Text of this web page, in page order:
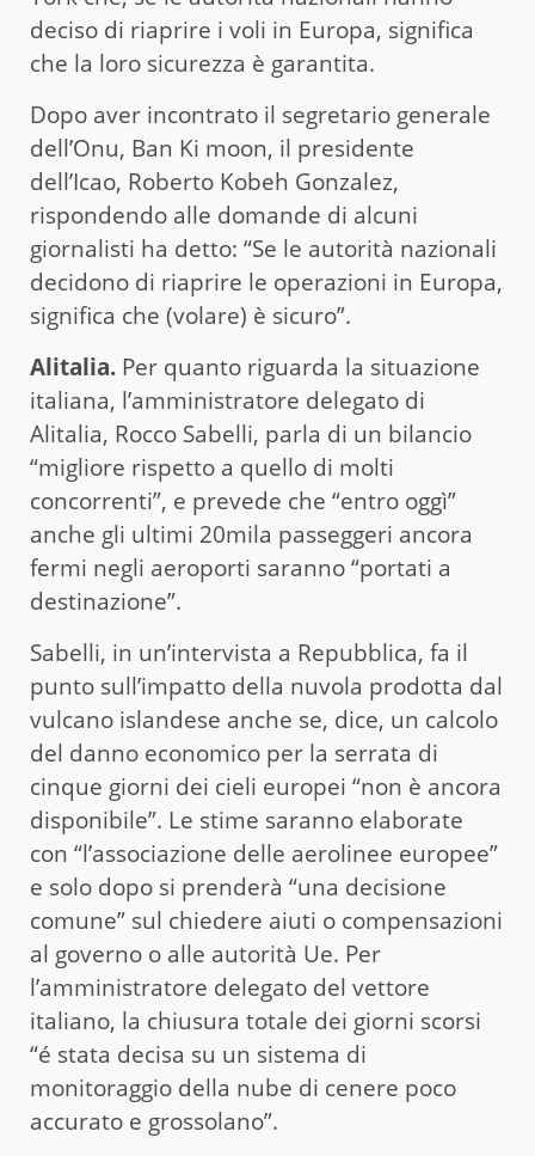
deciso di riaprire i voli in Europa, significa
che la loro sicurezza è garantita.
Dopo aver incontrato il segretario generale
dell’Onu, Ban Ki moon, il presidente
dell’Icao, Roberto Kobeh Gonzalez,
rispondendo alle domande di alcuni
giornalisti ha detto: “Se le autorità nazionali
decidono di riaprire le operazioni in Europa,
significa che (volare) è sicuro”.
Alitalia. Per quanto riguarda la situazione
italiana, l’amministratore delegato di
Alitalia, Rocco Sabelli, parla di un bilancio
“migliore rispetto a quello di molti
concorrenti”, e prevede che “entro oggì”
anche gli ultimi 20mila passeggeri ancora
fermi negli aeroporti saranno “portati a
destinazione”.
Sabelli, in un’intervista a Repubblica, fa il
punto sull’impatto della nuvola prodotta dal
vulcano islandese anche se, dice, un calcolo
del danno economico per la serrata di
cinque giorni dei cieli europei “non è ancora
disponibile”. Le stime saranno elaborate
con “l’associazione delle aerolinee europee”
e solo dopo si prenderà “una decisione
comune” sul chiedere aiuti o compensazioni
al governo o alle autorità Ue. Per
l’amministratore delegato del vettore
italiano, la chiusura totale dei giorni scorsi
“é stata decisa su un sistema di
monitoraggio della nube di cenere poco
accurato e grossolano”.